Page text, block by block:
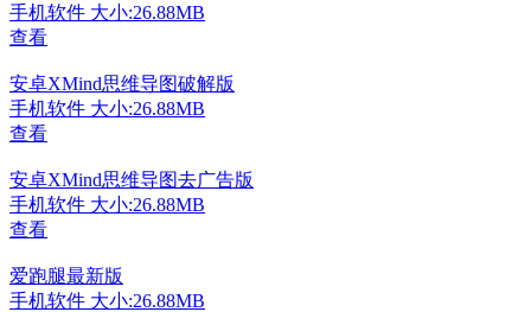
手机软件 大小:26.88MB
查看
安卓XMind思维导图破解版
手机软件 大小:26.88MB
查看
安卓XMind思维导图去广告版
手机软件 大小:26.88MB
查看
爱跑腿最新版
手机软件 大小:26.88MB